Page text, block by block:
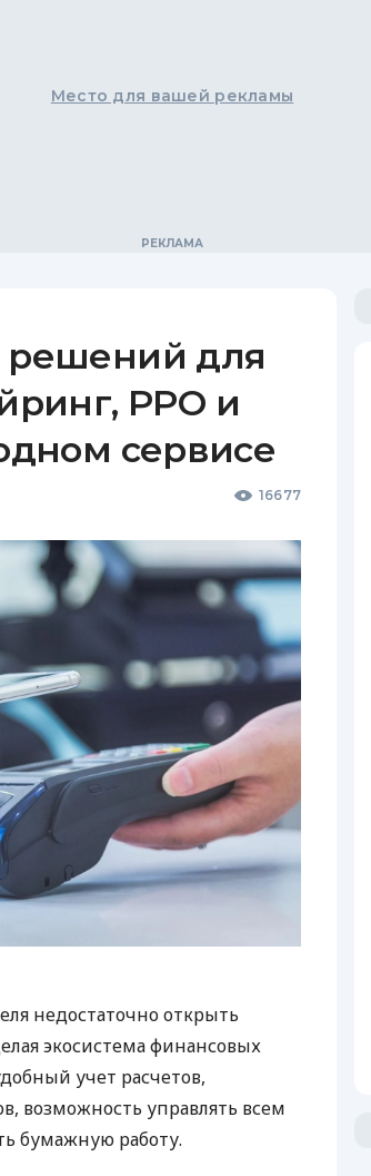
Место для вашей рекламы
решений для
РРО и
сервисе
16677
недостаточно открыть
экосистема финансовых
учет расчетов,
возможность управлять всем
бумажную работу.